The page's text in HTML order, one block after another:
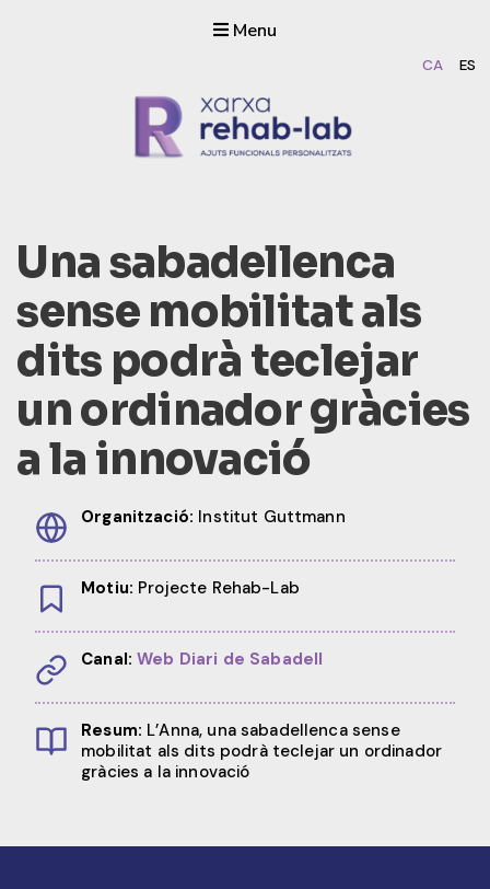
Menu
CA ES
Una sabadellenca
sense mobilitat als
dits podrà teclejar
un ordinador gràcies
a la innovació
Organització: Institut Guttmann
Motiu: Projecte Rehab-Lab
Canal: Web Diari de Sabadell
Resum: L’Anna, una sabadellenca sense
mobilitat als dits podrà teclejar un ordinador
gràcies a la innovació